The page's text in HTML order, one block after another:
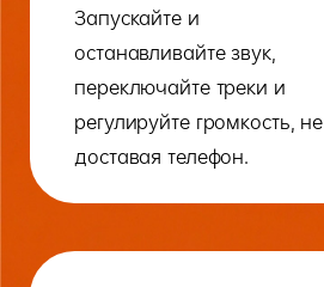
Запускайте и
останавливайте звук,
переключайте треки и
регулируйте громкость, не
доставая телефон.